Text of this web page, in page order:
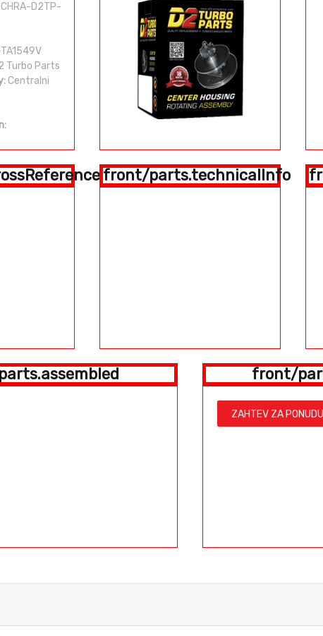
D2TP-
Turbo Parts
Centralni
front/parts.technicalInfo
front/
ZAHTEV ZA PONUDU